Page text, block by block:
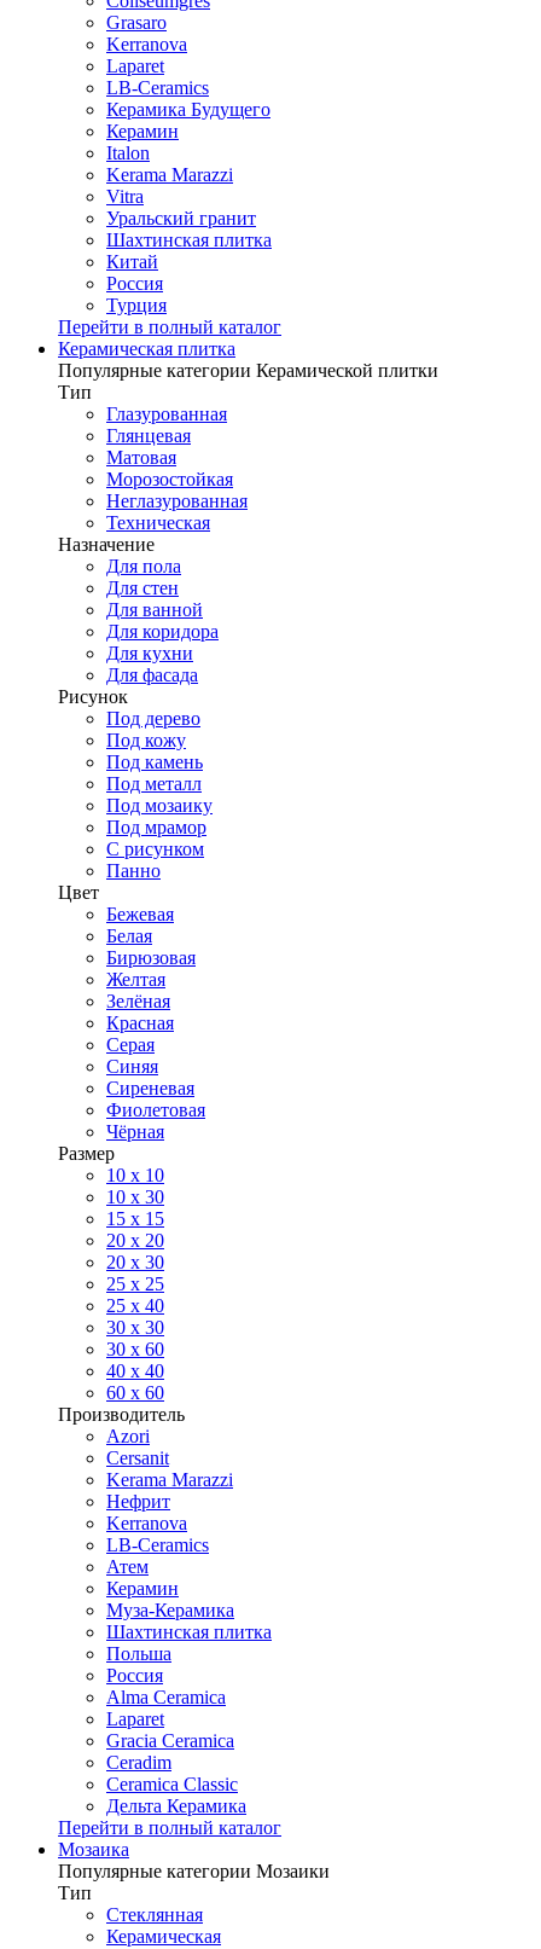
Grasaro
Kerranova
Laparet
LB-Ceramics
Керамика Будущего
Керамин
Italon
Kerama Marazzi
Vitra
Уральский гранит
Шахтинская плитка
Китай
Россия
Турция
Перейти в полный каталог
Керамическая плитка
Популярные категории Керамической плитки
Тип
Глазурованная
Глянцевая
Матовая
Морозостойкая
Неглазурованная
Техническая
Назначение
Для пола
Для стен
Для ванной
Для коридора
Для кухни
Для фасада
Рисунок
Под дерево
Под кожу
Под камень
Под металл
Под мозаику
Под мрамор
С рисунком
Панно
Цвет
Бежевая
Белая
Бирюзовая
Желтая
Зелёная
Красная
Серая
Синяя
Сиреневая
Фиолетовая
Чёрная
Размер
10 х 10
10 x 30
15 x 15
20 х 20
20 x 30
25 x 25
25 x 40
30 x 30
30 х 60
40 х 40
60 х 60
Производитель
Azori
Cersanit
Kerama Marazzi
Нефрит
Kerranova
LB-Ceramics
Атем
Керамин
Муза-Керамика
Шахтинская плитка
Польша
Россия
Alma Ceramica
Laparet
Gracia Ceramica
Ceradim
Ceramica Classic
Дельта Керамика
Перейти в полный каталог
Мозаика
Популярные категории Мозаики
Тип
Стеклянная
Керамическая